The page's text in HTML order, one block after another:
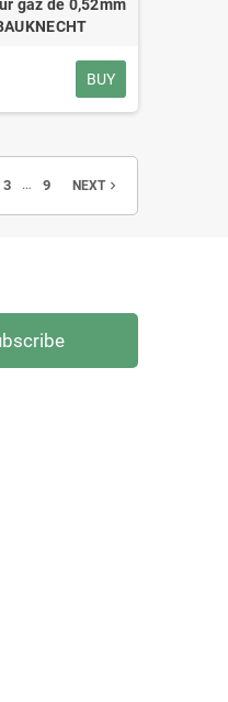
gaz de 0,52mm
BUY
3 … 9 NEXTnavigate_next